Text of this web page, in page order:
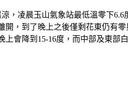
，凌晨玉山氣象站最低溫零下6.6
，到了晚上之後僅剩花東仍有零
會降到15-16度，而中部及東部